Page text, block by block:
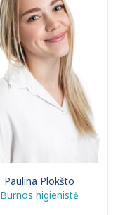
Paulina Plokšto
Burnos higienistė